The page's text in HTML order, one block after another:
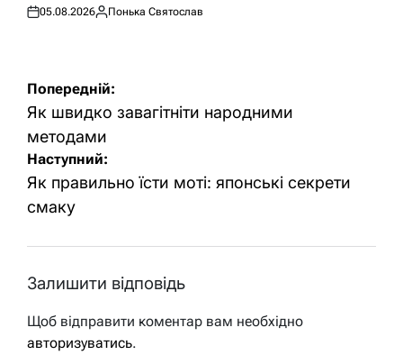
Оприлюднено
05.08.2026
Опубліковано
Понька Святослав
Навігація
записів
Попередній:
Як швидко завагітніти народними
методами
Наступний:
Як правильно їсти моті: японські секрети
смаку
Залишити відповідь
Щоб відправити коментар вам необхідно
авторизуватись.